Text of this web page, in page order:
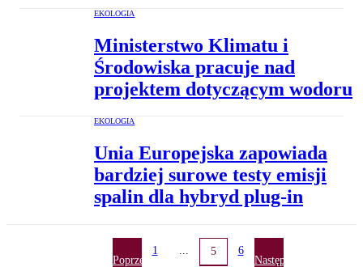
EKOLOGIA
Ministerstwo Klimatu i
Środowiska pracuje nad
projektem dotyczącym wodoru
EKOLOGIA
Unia Europejska zapowiada
bardziej surowe testy emisji
spalin dla hybryd plug-in
Poprzednia
1 ... 5 6
Następna